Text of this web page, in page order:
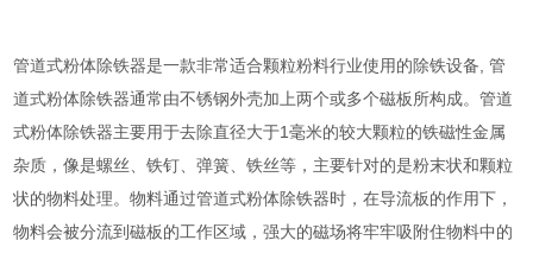
管道式粉体除铁器是一款非常适合颗粒粉料行业使用的除铁设备, 管
道式粉体除铁器通常由不锈钢外壳加上两个或多个磁板所构成。管道
式粉体除铁器主要用于去除直径大于1毫米的较大颗粒的铁磁性金属
杂质，像是螺丝、铁钉、弹簧、铁丝等，主要针对的是粉末状和颗粒
状的物料处理。物料通过管道式粉体除铁器时，在导流板的作用下，
物料会被分流到磁板的工作区域，强大的磁场将牢牢吸附住物料中的